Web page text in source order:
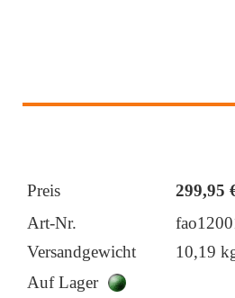
Preis
Art-Nr.
Versandgewicht
10,19
Auf Lager